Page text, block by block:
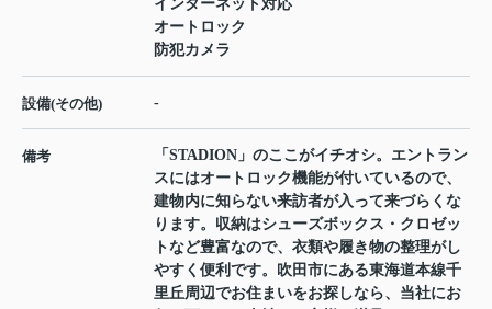
インターネット対応
オートロック
防犯カメラ
設備(その他) -
備考
「STADION」のここがイチオシ。エントラン
スにはオートロック機能が付いているので、
建物内に知らない来訪者が入って来づらくな
ります。収納はシューズボックス・クロゼッ
トなど豊富なので、衣類や履き物の整理がし
やすく便利です。吹田市にある東海道本線千
里丘周辺でお住まいをお探しなら、当社にお